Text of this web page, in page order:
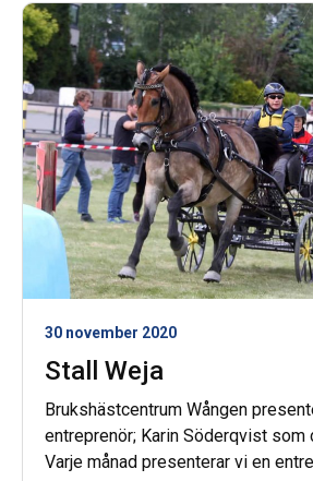
30 november 2020
Stall Weja
Brukshästcentrum Wången
entreprenör; Karin Söderqvist som
Varje månad presenterar vi en